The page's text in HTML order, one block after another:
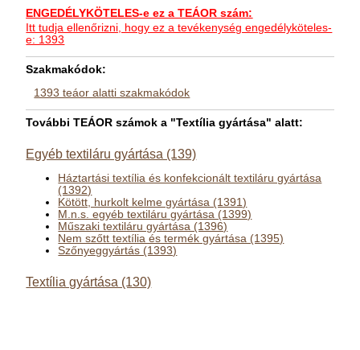
ENGEDÉLYKÖTELES-e ez a TEÁOR szám:
Itt tudja ellenőrizni, hogy ez a tevékenység engedélyköteles-
e: 1393
Szakmakódok:
1393 teáor alatti szakmakódok
További TEÁOR számok a "Textília gyártása" alatt:
Egyéb textiláru gyártása (139)
Háztartási textília és konfekcionált textiláru gyártása
(1392)
Kötött, hurkolt kelme gyártása (1391)
M.n.s. egyéb textiláru gyártása (1399)
Műszaki textiláru gyártása (1396)
Nem szőtt textília és termék gyártása (1395)
Szőnyeggyártás (1393)
Textília gyártása (130)